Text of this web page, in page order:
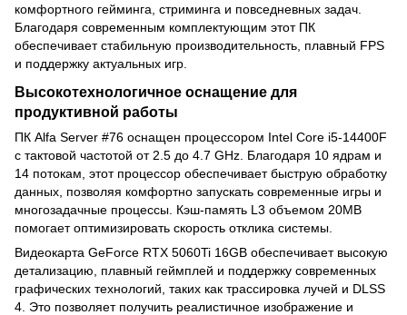
комфортного гейминга, стриминга и повседневных задач.
Благодаря современным комплектующим этот ПК
обеспечивает стабильную производительность, плавный FPS
и поддержку актуальных игр.
Высокотехнологичное оснащение для
продуктивной работы
ПК Alfa Server #76 оснащен процессором Intel Core i5-14400F
с тактовой частотой от 2.5 до 4.7 GHz. Благодаря 10 ядрам и
14 потокам, этот процессор обеспечивает быструю обработку
данных, позволяя комфортно запускать современные игры и
многозадачные процессы. Кэш-память L3 объемом 20MB
помогает оптимизировать скорость отклика системы.
Видеокарта GeForce RTX 5060Ti 16GB обеспечивает высокую
детализацию, плавный геймплей и поддержку современных
графических технологий, таких как трассировка лучей и DLSS
4. Это позволяет получить реалистичное изображение и